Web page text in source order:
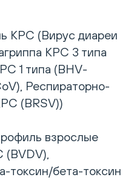
КРС (Вирус диареи
КРС 3 типа
1 типа (BHV-
Респираторно-
(BRSV))
взрослые
токсин/бета-токсин